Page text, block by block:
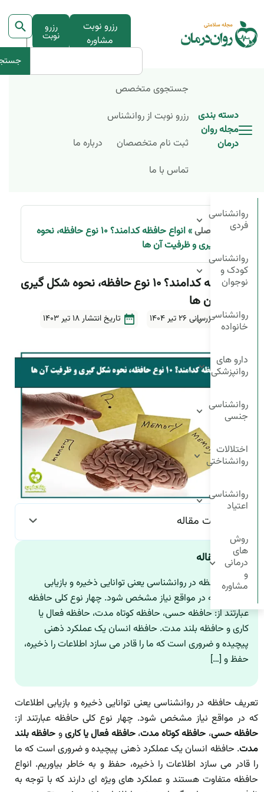
رزرو نوبت
مشاوره
رزرو
نوبت
دسته بندی
مجله روان
درمان
جستجوی متخصص
رزرو نوبت از روانشناس
ثبت نام متخصصان
درباره ما
تماس با ما
روانشناسی
فردی
روانشناسی
کودک و
نوجوان
روانشناسی
خانواده
دارو های
روانپزشکی
روانشناسی
جنسی
اختلالات
روانشناختی
روانشناسی
اعتیاد
روش
های
درمانی
و
مشاوره
صفحه اصلی»
انواع حافظه کدامند؟ ۱۰ نوع حافظه، نحوه
شکل گیری و ظرفیت آن ها
انواع حافظه کدامند؟ ۱۰ نوع حافظه، نحوه شکل گیری
و ظرفیت آن ها
آخرین بروزرسانی ۲۶ تیر ۱۴۰۴ تاریخ انتشار18 تیر 1403
فهرست مقاله
چکیده مقاله
تعریف حافظه در روانشناسی یعنی توانایی ذخیره و بازیابی
اطلاعات که در مواقع نیاز مشخص شود. چهار نوع کلی حافظه
عبارتند از: حافظه حسی، حافظه کوتاه مدت، حافظه فعال یا
کاری و حافظه بلند مدت. حافظه انسان یک عملکرد ذهنی
پیچیده و ضروری است که ما را قادر می سازد اطلاعات را ذخیره،
حفظ و […]
تعریف حافظه در روانشناسی یعنی توانایی ذخیره و بازیابی اطلاعات
که در مواقع نیاز مشخص شود. چهار نوع کلی حافظه عبارتند از:
حافظه حسی، حافظه کوتاه مدت،حافظه فعال یا کاریو حافظه بلند
مدت. حافظه انسان یک عملکرد ذهنی پیچیده و ضروری است که ما
را قادر می سازد اطلاعات را ذخیره، حفظ و به خاطر بیاوریم. انواع
حافظه متفاوت هستند و عملکرد های ویژه ای دارند که با توجه به